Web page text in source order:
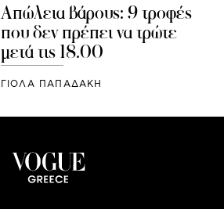
Απώλεια βάρους: 9 τροφές
που δεν πρέπει να τρώτε
μετά τις 18.00
ΓΙΌΛΑ ΠΑΠΑΔΆΚΗ